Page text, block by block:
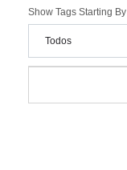
Show Tags Starting By